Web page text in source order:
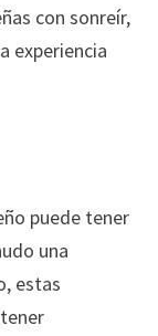
con sonreír,
experiencia
puede tener
una
estas